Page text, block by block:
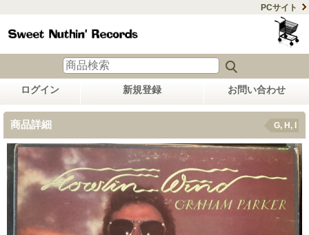
PCサイト
ログイン 新規登録 お問い合わせ
商品詳細 G, H, I